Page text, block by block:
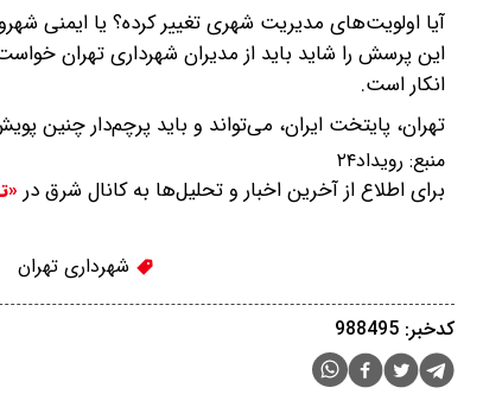
آیا اولویت‌های مدیریت شهری تغییر کرده؟ یا ایمنی
این پرسش را شاید باید از مدیران شهرداری تهران
انکار است.
تهران، پایتخت ایران، می‌تواند و باید پرچم‌دار چنین
منبع: رویداد۲۴
برای اطلاع از آخرین اخبار و تحلیل‌ها به کانال شرق در
شهرداری تهران
کدخبر: 988495